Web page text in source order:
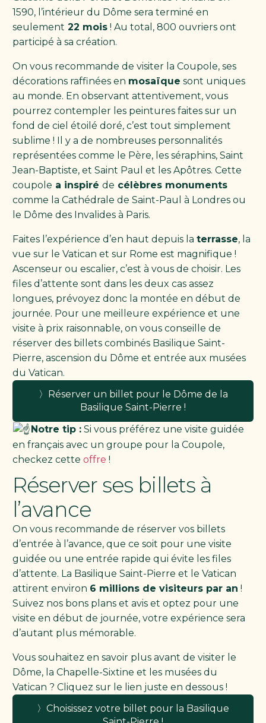
1590, l’intérieur du Dôme sera terminé en
seulement 22 mois! Au total, 800 ouvriers ont
participé à sa création.
On vous recommande de visiter la Coupole, ses
décorations raffinées en mosaïque sont uniques
au monde. En observant attentivement, vous
pourrez contempler les peintures faites sur un
fond de ciel étoilé doré, c’est tout simplement
sublime ! Il y a de nombreuses personnalités
représentées comme le Père, les séraphins, Saint
Jean-Baptiste, et Saint Paul et les Apôtres. Cette
coupole a inspiré de célèbres monuments
comme la Cathédrale de Saint-Paul à Londres ou
le Dôme des Invalides à Paris.
Faites l’expérience d’en haut depuis la terrasse, la
vue sur le Vatican et sur Rome est magnifique !
Ascenseur ou escalier, c’est à vous de choisir. Les
files d’attente sont dans les deux cas assez
longues, prévoyez donc la montée en début de
journée. Pour une meilleure expérience et une
visite à prix raisonnable, on vous conseille de
réserver des billets combinés Basilique Saint-
Pierre, ascension du Dôme et entrée aux musées
du Vatican.
〉Réserver un billet pour le Dôme de la
Basilique Saint-Pierre !
Notre tip :Si vous préférez une visite guidée
en français avec un groupe pour la Coupole,
checkez cette offre !
Réserver ses billets à
l’avance
On vous recommande de réserver vos billets
d’entrée à l’avance, que ce soit pour une visite
guidée ou une entrée rapide qui évite les files
d’attente. La Basilique Saint-Pierre et le Vatican
attirent environ 6 millions de visiteurs par an !
Suivez nos bons plans et avis et optez pour une
visite en début de journée, votre expérience sera
d’autant plus mémorable.
Vous souhaitez en savoir plus avant de visiter le
Dôme, la Chapelle-Sixtine et les musées du
Vatican ? Cliquez sur le lien juste en dessous !
〉Choisissez votre billet pour la Basilique